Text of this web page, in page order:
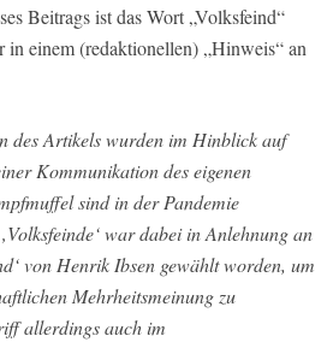
Beitrags ist das Wort „Volksfeind“
in einem (redaktionellen) „Hinweis“ an
des Artikels wurden im Hinblick auf
Kommunikation des eigenen
sind in der Pandemie
war dabei in Anlehnung an
von Henrik Ibsen gewählt worden, um
Mehrheitsmeinung zu
allerdings auch im